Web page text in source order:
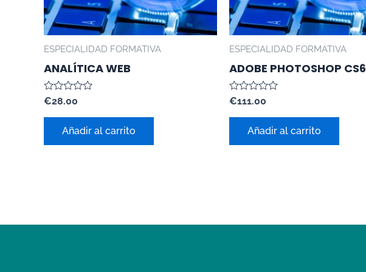
ESPECIALIDAD FORMATIVA
ANALÍTICA WEB
Valorado
0
€28.00
Añadir al carrito
ESPECIALIDAD FORMATIVA
ADOBE PHOTOSHOP CS6
Valorado
0
€111.00
Añadir al carrito